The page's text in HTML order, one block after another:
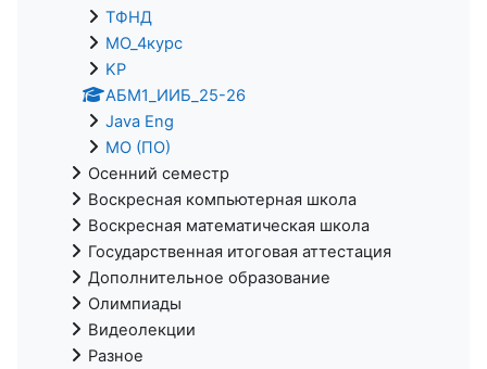
ТФНД
МО_4курс
KP
АБМ1_ИИБ_25-26
Java Eng
МО (ПО)
Осенний семестр
Воскресная компьютерная школа
Воскресная математическая школа
Государственная итоговая аттестация
Дополнительное образование
Олимпиады
Видеолекции
Разное